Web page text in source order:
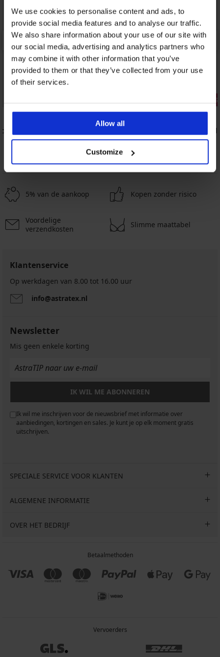
We use cookies to personalise content and ads, to
provide social media features and to analyse our traffic.
We also share information about your use of our site with
our social media, advertising and analytics partners who
may combine it with other information that you’ve
provided to them or that they’ve collected from your use
of their services.
Allow all
Customize
17,99 €
3+1 GRATIS
Brazilian
26,99 €
5% van de aankoop Kopen zonder risico
Voordelige
verzendkosten
Slimme maattabel
Klantenservice
Op werkdagen van 8.00 tot 16.00 uur
info@astratex.nl
Newsletter
Mis geen enkele korting
IK WIL ME ABONNEREN
Ik wil me inschrijven voor de nieuwsbrief met informatie over
aanbiedingen, kortingen en sales. Je kunt je op elk moment gratis
uitschrijven.
SPECIALE SERVICE VOOR KLANTEN
ALGEMENE INFORMATIE
OVER HET BEDRIJF
Betaalmethoden
Vervoerders